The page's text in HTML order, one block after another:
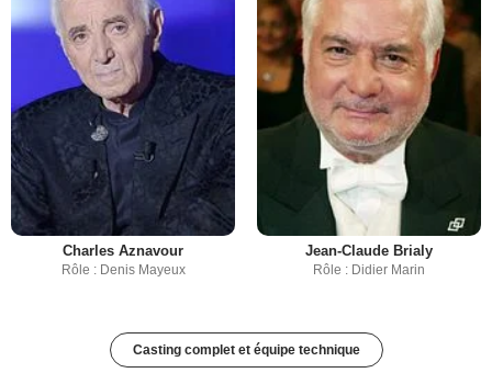
Charles Aznavour
Rôle : Denis Mayeux
Jean-Claude Brialy
Rôle : Didier Marin
Casting complet et équipe technique